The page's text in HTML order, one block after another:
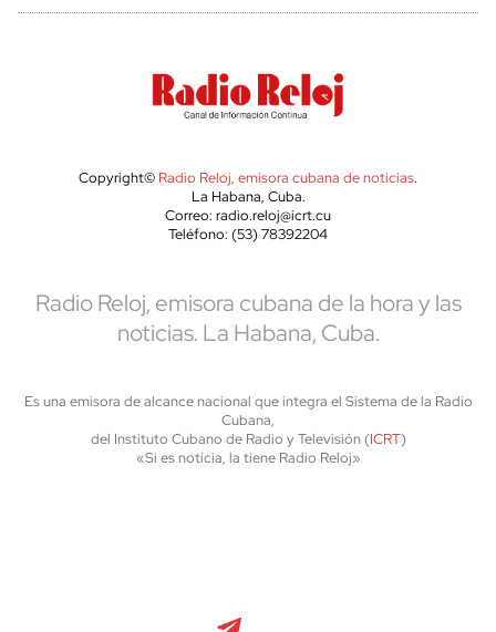
Copyright© Radio Reloj, emisora cubana de noticias.
La Habana, Cuba.
Correo: radio.reloj@icrt.cu
Teléfono: (53) 78392204
Radio Reloj, emisora cubana de la hora y las
noticias. La Habana, Cuba.
Es una emisora de alcance nacional que integra el Sistema de la Radio
Cubana,
del Instituto Cubano de Radio y Televisión (ICRT)
«Si es noticia, la tiene Radio Reloj»